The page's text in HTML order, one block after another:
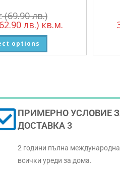
(69.90 лв.)
лв.)кв.м.
options
ПРИМЕРНО УСЛОВИЕ
ДОСТАВКА 3
2 години пълна
всички уреди за дома.